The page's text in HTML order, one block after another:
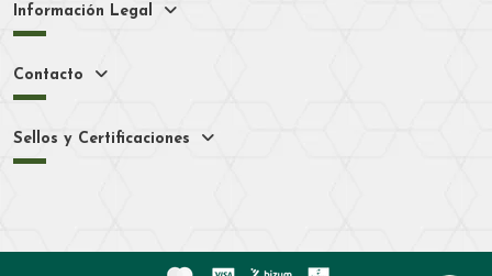
Información Legal
Contacto
Sellos y Certificaciones